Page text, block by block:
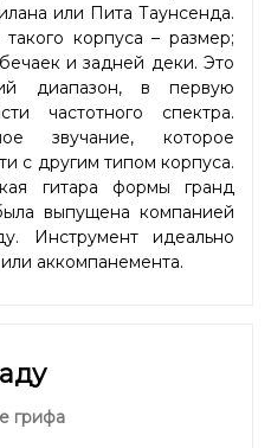
или Пита Таунсенда.
корпуса – размер;
и задней деки. Это
диапазон, в первую
частотного спектра.
звучание, которое
с другим типом корпуса.
гитара формы гранд
выпущена компанией
Инструмент идеально
аккомпанемента.
грифа